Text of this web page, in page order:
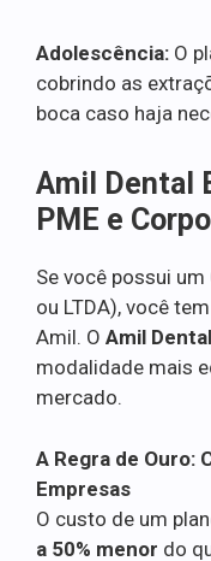
Adolescência: O
cobrindo as
boca caso haja
Amil Dental
PME e
Se você possui um
ou LTDA), você
Amil. O Amil
modalidade mais
mercado.
A Regra de Ouro:
Empresas
O custo de um
a 50% menor do